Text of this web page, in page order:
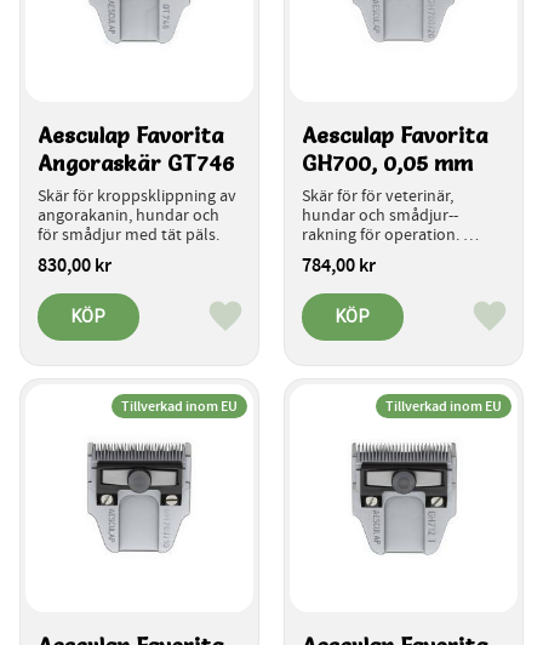
Aesculap Favorita
Angoraskär GT746
Skär för kroppsklippning av
angorakanin, hundar och
för smådjur med tät päls.
830,00kr
Lägg till i favoriter
KÖP
Aesculap Favorita
GH700, 0,05 mm
Skär för för veterinär,
hundar och smådjur--
rakning för operation.
Klippning under tovor
784,00kr
Lägg
KÖP
Tillverkad inom EU Tillverkad inom EU